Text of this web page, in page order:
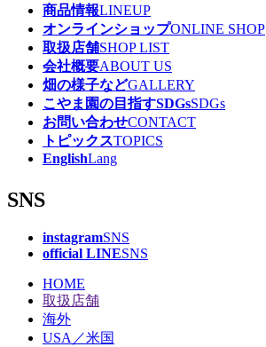
商品情報LINEUP
オンラインショップONLINE SHOP
取扱店舗SHOP LIST
会社概要ABOUT US
畑の様子などGALLERY
こやま園の目指すSDGsSDGs
お問い合わせCONTACT
トピックスTOPICS
EnglishLang
SNS
instagramSNS
official LINESNS
HOME
取扱店舗
海外
USA／米国